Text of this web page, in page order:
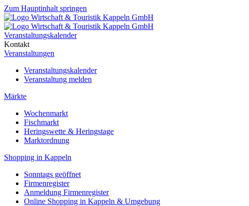
Zum Hauptinhalt springen
Veranstaltungskalender
Kontakt
Veranstaltungen
Veranstaltungskalender
Veranstaltung melden
Märkte
Wochenmarkt
Fischmarkt
Heringswette & Heringstage
Marktordnung
Shopping in Kappeln
Sonntags geöffnet
Firmenregister
Anmeldung Firmenregister
Online Shopping in Kappeln & Umgebung